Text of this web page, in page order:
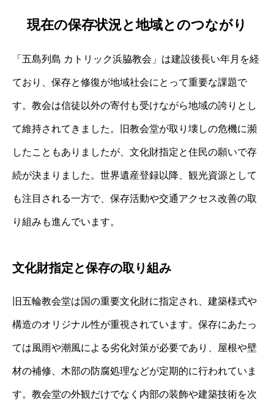
現在の保存状況と地域とのつながり
「五島列島 カトリック浜脇教会」は建設後長い年月を経
ており、保存と修復が地域社会にとって重要な課題で
す。教会は信徒以外の寄付も受けながら地域の誇りとし
て維持されてきました。旧教会堂が取り壊しの危機に瀕
したこともありましたが、文化財指定と住民の願いで存
続が決まりました。世界遺産登録以降、観光資源として
も注目される一方で、保存活動や交通アクセス改善の取
り組みも進んでいます。
文化財指定と保存の取り組み
旧五輪教会堂は国の重要文化財に指定され、建築様式や
構造のオリジナル性が重視されています。保存にあたっ
ては風雨や潮風による劣化対策が必要であり、屋根や壁
材の補修、木部の防腐処理などが定期的に行われていま
す。教会堂の外観だけでなく内部の装飾や建築技術を次